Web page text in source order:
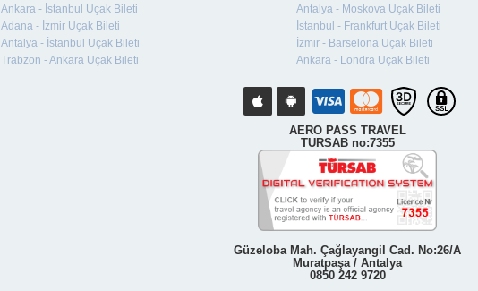
Ankara - İstanbul Uçak Bileti
Adana - İzmir Uçak Bileti
Antalya - İstanbul Uçak Bileti
Trabzon - Ankara Uçak Bileti
Antalya - Moskova Uçak Bileti
İstanbul - Frankfurt Uçak Bileti
İzmir - Barselona Uçak Bileti
Ankara - Londra Uçak Bileti
AERO PASS TRAVEL
TURSAB no:7355
Güzeloba Mah. Çağlayangil Cad. No:26/A
Muratpaşa / Antalya
0850 242 9720